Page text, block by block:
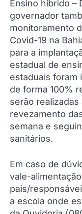
Ensino híbrido –
governador
monitoramento
Covid-19 na
para a
estadual de
estaduais foram
de forma 100%
serão
revezamento
semana e
sanitários.
Em caso de
vale-
pais/
a escola onde